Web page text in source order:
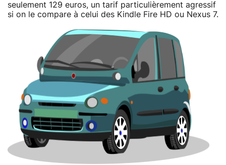
seulement 129 euros, un tarif particulièrement agressif
si on le compare à celui des Kindle Fire HD ou Nexus 7.